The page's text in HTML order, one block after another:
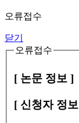
오류접수
닫기
오류접수
[ 논문 정보 ]
[ 신청자 정